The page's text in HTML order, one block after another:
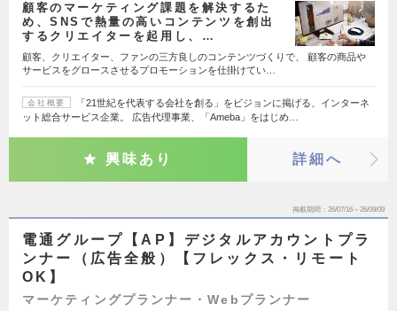
顧客のマーケティング課題を解決するた
め、SNSで熱量の高いコンテンツを創出
するクリエイターを起用し、…
顧客、クリエイター、ファンの三方良しのコンテンツづくりで、 顧客の商品や
サービスをグロースさせるプロモーションを仕掛けてい…
会社概要
「21世紀を代表する会社を創る」をビジョンに掲げる、インターネ
ット総合サービス企業。 広告代理事業、「Ameba」をはじめ…
興味あり 詳細へ
掲載期間 26/07/16～26/09/09
電通グループ【AP】デジタルアカウントプラ
ンナー（広告全般）【フレックス・リモート
OK】
マーケティングプランナー・Webプランナー